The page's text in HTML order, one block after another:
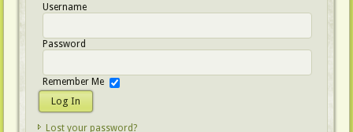
Username
Password
Remember Me
Lost your password?